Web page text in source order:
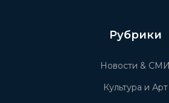
Рубрики
Новости & СМИ
Культура и Арт